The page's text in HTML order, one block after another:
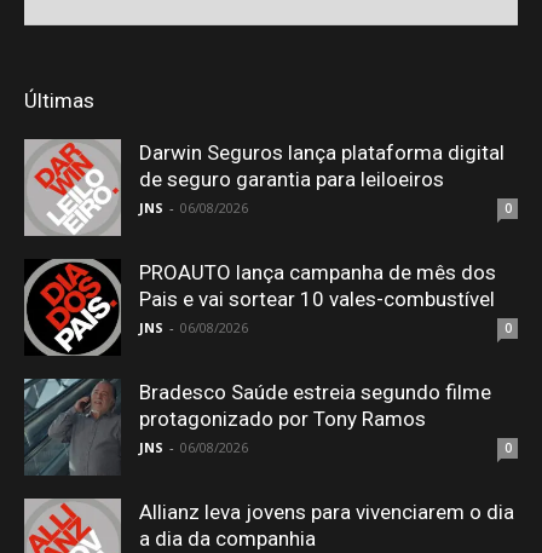
Últimas
Darwin Seguros lança plataforma digital
de seguro garantia para leiloeiros
JNS - 06/08/2026 0
PROAUTO lança campanha de mês dos
Pais e vai sortear 10 vales-combustível
JNS - 06/08/2026 0
Bradesco Saúde estreia segundo filme
protagonizado por Tony Ramos
JNS - 06/08/2026 0
Allianz leva jovens para vivenciarem o dia
a dia da companhia